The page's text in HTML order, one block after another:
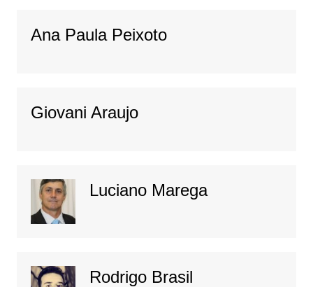
Ana Paula Peixoto
Giovani Araujo
Luciano Marega
Rodrigo Brasil